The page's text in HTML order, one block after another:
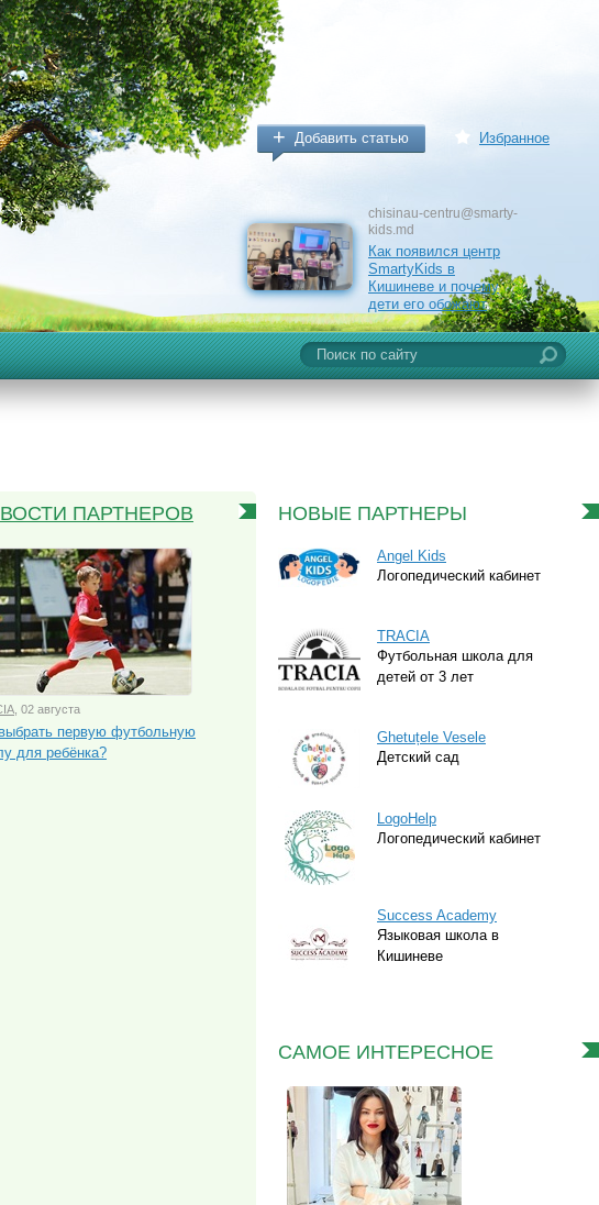
Добавить статью Избранное
chisinau-centru@smarty-
kids.md
Как появился центр
SmartyKids в
Кишиневе и почему
дети его обожают
ПАРТНЕРОВ
, 02 августа
первую футбольную
для ребёнка?
НОВЫЕ ПАРТНЕРЫ
Angel Kids
Логопедический кабинет
TRACIA
Футбольная школа для
детей от 3 лет
Ghetuțele Vesele
Детский сад
LogoHelp
Логопедический кабинет
Success Academy
Языковая школа в
Кишиневе
САМОЕ ИНТЕРЕСНОЕ